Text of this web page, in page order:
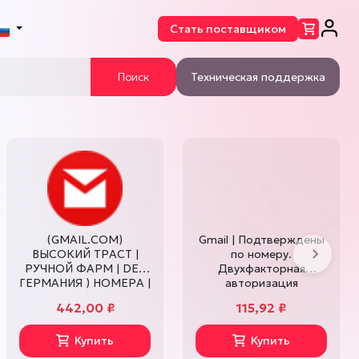
руб.
форумах:
Стать поставщиком
Поиск Техническая поддержка
(GMAIL.COM)
ВЫСОКИЙ ТРАСТ |
РУЧНОЙ ФАРМ | DE (
ГЕРМАНИЯ ) НОМЕРА |
ОТЛЕЖКА БОЛЬШЕ 1
года | 2FA |
LOGIN:PASS:ДОП
ПОЧТА:НОМЕР:БЭКАП
442,00 ₽
Купить
Gmail | Подтверждены
по номеру.
Двухфакторная
авторизация
ссылка для получения
кода с почты и номера
телефона. Возраст
аккаунтов: 3+ месяца.
115,92 ₽
Купить